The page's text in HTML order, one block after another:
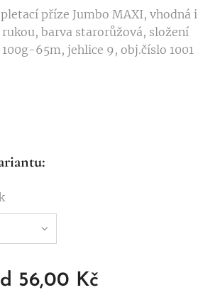
příze Jumbo MAXI, vhodná i
barva starorůžová, složení
65m, jehlice 9, obj.číslo 1001
56,00 Kč